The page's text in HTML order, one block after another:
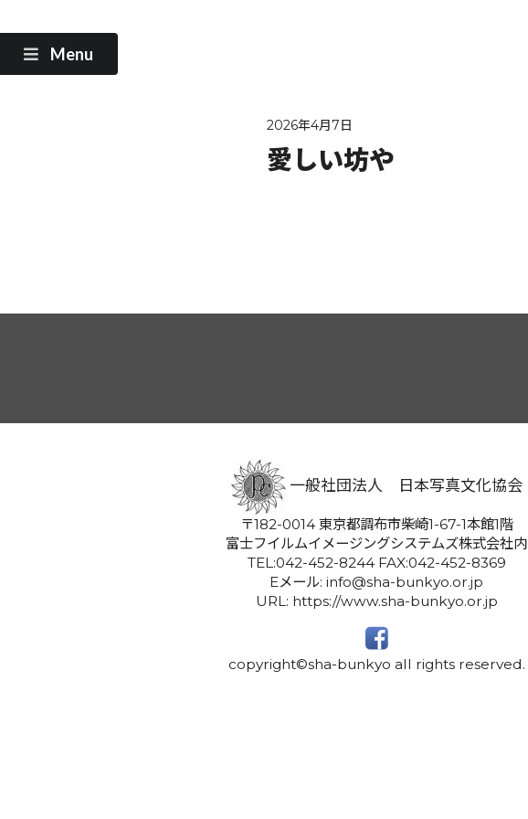
Menu
2026年4月7日
愛しい坊や
一般社団法人 日本写真文化協会
〒182-0014 東京都調布市柴崎1-67-1本館1階
富士フイルムイメージングシステムズ株式会社内
TEL:042-452-8244 FAX:042-452-8369
Eメール: info@sha-bunkyo.or.jp
URL: https://www.sha-bunkyo.or.jp
copyright©sha-bunkyo all rights reserved.